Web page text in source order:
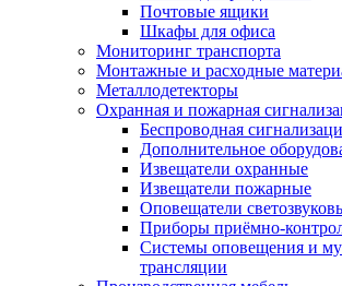
Почтовые ящики
Шкафы для офиса
Мониторинг транспорта
Монтажные и расходные
Металлодетекторы
Охранная и пожарная
Беспроводная
Дополнительное
Извещатели охранные
Извещатели пожарные
Оповещатели
Приборы приёмно-
Системы оповещения и
трансляции